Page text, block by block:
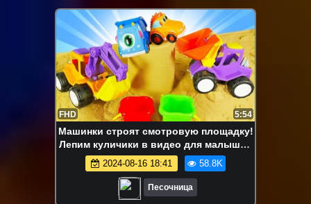
FHD 5:54
Машинки строят смотровую площадку!
Лепим куличики в видео для малышей
Моя Песочница
2024-08-16 18:41 58.8K
Песочница